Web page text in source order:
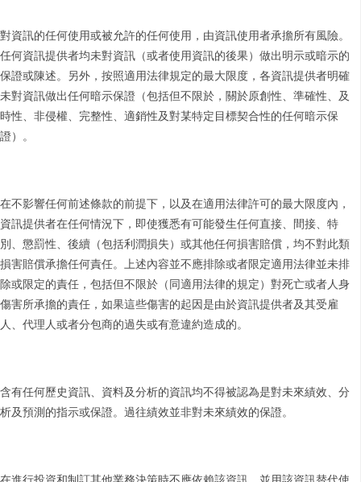
對資訊的任何使用或被允許的任何使用，由資訊使用者承擔所有風險。
任何資訊提供者均未對資訊（或者使用資訊的後果）做出明示或暗示的
保證或陳述。另外，按照適用法律規定的最大限度，各資訊提供者明確
未對資訊做出任何暗示保證（包括但不限於，關於原創性、準確性、及
時性、非侵權、完整性、適銷性及對某特定目標契合性的任何暗示保
證）。
在不影響任何前述條款的前提下，以及在適用法律許可的最大限度內，
資訊提供者在任何情況下，即使獲悉有可能發生任何直接、間接、特
別、懲罰性、後續（包括利潤損失）或其他任何損害賠償，均不對此類
損害賠償承擔任何責任。上述內容並不應排除或者限定適用法律並未排
除或限定的責任，包括但不限於（同適用法律的規定）對死亡或者人身
傷害所承擔的責任，如果這些傷害的起因是由於資訊提供者及其受雇
人、代理人或者分包商的過失或有意違約造成的。
含有任何歷史資訊、資料及分析的資訊均不得被認為是對未來績效、分
析及預測的指示或保證。過往績效並非對未來績效的保證。